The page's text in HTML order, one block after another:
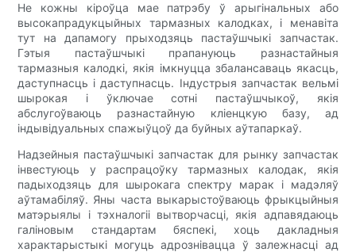
Не кожны кіроўца мае патрэбу ў арыгінальных або
высокапрадукцыйных тармазных калодках, і менавіта
тут на дапамогу прыходзяць пастаўшчыкі запчастак.
Гэтыя пастаўшчыкі прапануюць разнастайныя
тармазныя калодкі, якія імкнуцца збалансаваць якасць,
даступнасць і даступнасць. Індустрыя запчастак вельмі
шырокая і ўключае сотні пастаўшчыкоў, якія
абслугоўваюць разнастайную кліенцкую базу, ад
індывідуальных спажыўцоў да буйных аўтапаркаў.
Надзейныя пастаўшчыкі запчастак для рынку запчастак
інвестуюць у распрацоўку тармазных калодак, якія
падыходзяць для шырокага спектру марак і мадэляў
аўтамабіляў. Яны часта выкарыстоўваюць фрыкцыйныя
матэрыялы і тэхналогіі вытворчасці, якія адпавядаюць
галіновым стандартам бяспекі, хоць дакладныя
характарыстыкі могуць адрознівацца ў залежнасці ад